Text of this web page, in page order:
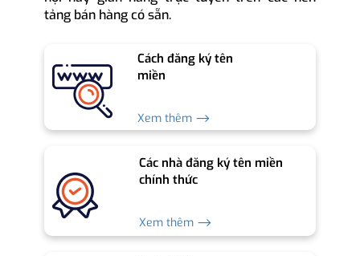
tảng bán hàng có sẵn.
Cách đăng ký tên
miền
Xem thêm ⟶
Các nhà đăng ký tên miền
chính thức
Xem thêm ⟶